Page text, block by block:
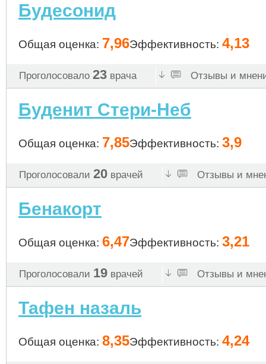
Будесонид
Общая оценка: 7,96Эффективность: 4,13
Проголосовало 23 врача Отзывы и
Буденит Стери-Неб
Общая оценка: 7,85Эффективность: 3,9
Проголосовали 20 врачей Отзывы и
Бенакорт
Общая оценка: 6,47Эффективность: 3,21
Проголосовали 19 врачей Отзывы и
Тафен назаль
Общая оценка: 8,35Эффективность: 4,24